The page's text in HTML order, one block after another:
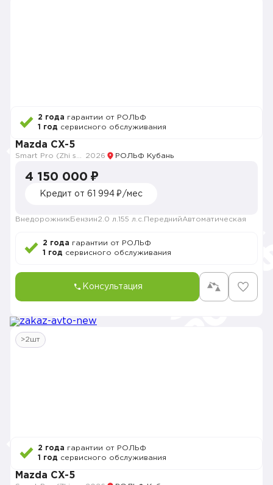
2 года гарантии от РОЛЬФ
1 год сервисного обслуживания
Mazda CX-5
2026 РОЛЬФ Кубань
4 150 000 ₽
Кредит от 61 994 ₽/мес
Внедорожник Бензин2.0 л. 155 л.с. ПереднийАвтоматическая
2 года гарантии от РОЛЬФ
1 год сервисного обслуживания
Консультация
>2шт
2 года гарантии от РОЛЬФ
1 год сервисного обслуживания
Mazda CX-5